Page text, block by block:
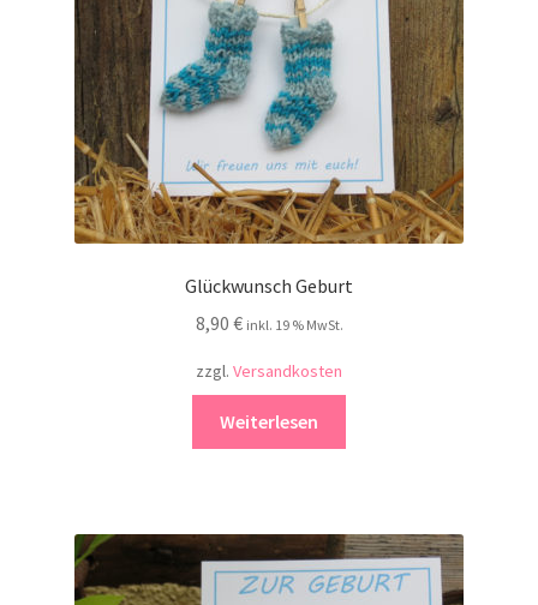
Glückwunsch Geburt
8,90 € inkl. 19 % MwSt.
zzgl. Versandkosten
Weiterlesen